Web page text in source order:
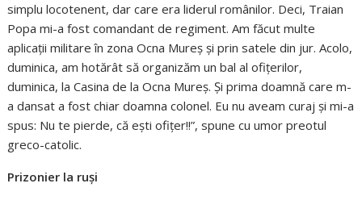
simplu locotenent, dar care era liderul românilor. Deci, Traian
Popa mi-a fost comandant de regiment. Am făcut multe
aplicații militare în zona Ocna Mureș și prin satele din jur. Acolo,
duminica, am hotărât să organizăm un bal al ofițerilor,
duminica, la Casina de la Ocna Mureș. Și prima doamnă care m-
a dansat a fost chiar doamna colonel. Eu nu aveam curaj și mi-a
spus: Nu te pierde, că ești ofițer!!”, spune cu umor preotul
greco-catolic.
Prizonier la ruși